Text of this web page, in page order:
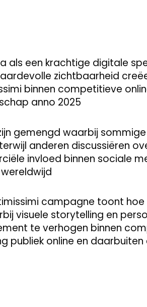
als een krachtige digitale
zichtbaarheid
binnen competitieve
anno 2025
gemengd waarbij
anderen discussiëren
invloed binnen sociale
campagne toont hoe
visuele storytelling en
te verhogen binnen
publiek online en daarbuiten